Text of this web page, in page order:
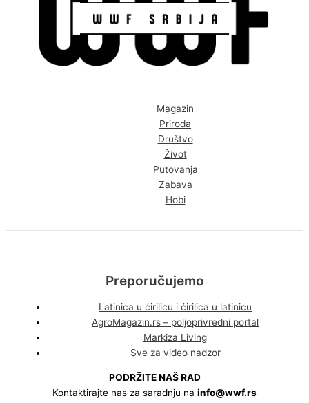
Magazin
Priroda
Društvo
Život
Putovanja
Zabava
Hobi
Preporučujemo
Latinica u ćirilicu i ćirilica u latinicu
AgroMagazin.rs – poljoprivredni portal
Markiza Living
Sve za video nadzor
PODRŽITE NAŠ RAD
Kontaktirajte nas za saradnju na info@wwf.rs